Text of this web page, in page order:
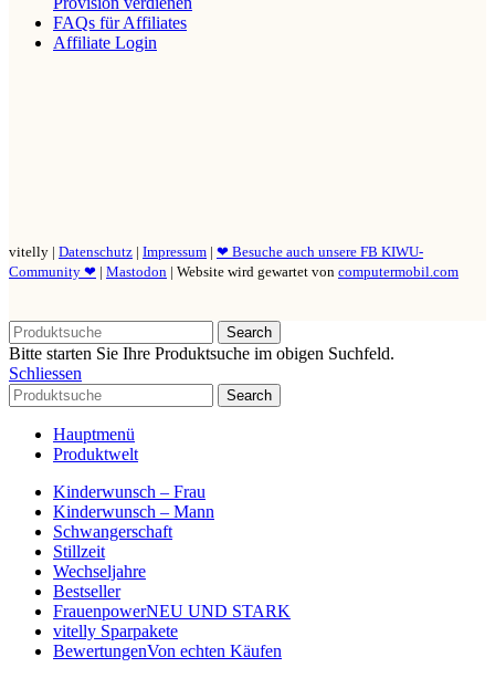
FAQs für Affiliates
Affiliate Login
vitelly | Datenschutz | Impressum | ❤ Besuche auch unsere FB KIWU-
Community ❤ | Mastodon | Website wird gewartet von computermobil.com
Search
Bitte starten Sie Ihre Produktsuche im obigen Suchfeld.
Schliessen
Search
Hauptmenü
Produktwelt
Kinderwunsch – Frau
Kinderwunsch – Mann
Schwangerschaft
Stillzeit
Wechseljahre
Bestseller
FrauenpowerNEU UND STARK
vitelly Sparpakete
BewertungenVon echten Käufen